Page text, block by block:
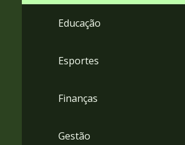
Educação
Esportes
Finanças
Gestão